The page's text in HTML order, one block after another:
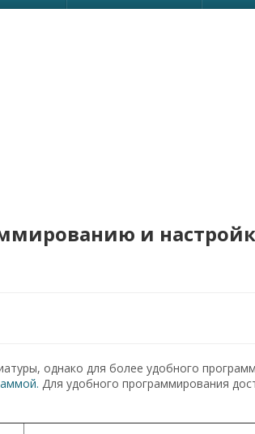
и
однако для более удобного
Для удобного программирования